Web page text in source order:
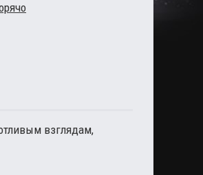
взглядам,